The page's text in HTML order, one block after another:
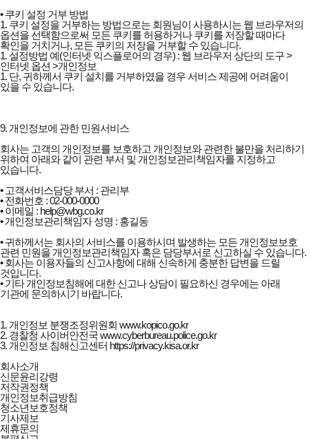
• 쿠키 설정 거부 방법
1. 쿠키 설정을 거부하는 방법으로는 회원님이 사용하시는 웹 브라우저의
옵션을 선택함으로써 모든 쿠키를 허용하거나 쿠키를 저장할 때마다
확인을 거치거나, 모든 쿠키의 저장을 거부할 수 있습니다.
1. 설정방법 예(인터넷 익스플로어의 경우) : 웹 브라우저 상단의 도구 >
인터넷 옵션 >개인정보
1. 단, 귀하께서 쿠키 설치를 거부하였을 경우 서비스 제공에 어려움이
있을 수 있습니다.
9. 개인정보에 관한 민원서비스
회사는 고객의 개인정보를 보호하고 개인정보와 관련한 불만을 처리하기
위하여 아래와 같이 관련 부서 및 개인정보관리책임자를 지정하고
있습니다.
• 고객서비스담당 부서 : 관리부
• 전화번호 : 02-000-0000
• 이메일 : help@wbg.co.kr
• 개인정보관리책임자 성명 : 홍길동
• 귀하께서는 회사의 서비스를 이용하시며 발생하는 모든 개인정보보호
관련 민원을 개인정보관리책임자 혹은 담당부서로 신고하실 수 있습니다.
• 회사는 이용자들의 신고사항에 대해 신속하게 충분한 답변을 드릴
것입니다.
• 기타 개인정보침해에 대한 신고나 상담이 필요하신 경우에는 아래
기관에 문의하시기 바랍니다.
1. 개인정보 분쟁조정위원회 www.kopico.go.kr
2. 경찰청 사이버안전국 www.cyberbureau.police.go.kr
3. 개인정보 침해신고센터 https://privacy.kisa.or.kr
더피플즈
회사소개
및
정책안내
회사소개
신문윤리강령
저작권정책
개인정보취급방침
청소년보호정책
기사제보
제휴문의